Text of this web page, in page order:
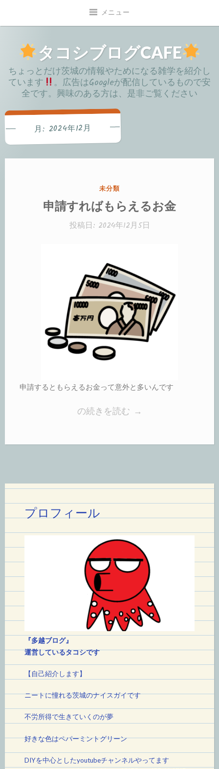
メニュー
タコシブログCAFE
ちょっとだけ茨城の情報やためになる雑学を紹介し
ています
。広告はGoogleが配信しているもので安
全です。興味のある方は、是非ご覧ください
月: 2024年12月
カ
テ
ゴ
リ
未分類
申請すればもらえるお金
投稿日: 2024年12月5日
申請するともらえるお金って意外と多いんです
“申
す
も
ら
え
る
金”
の続きを読む →
プロフィール
『多越ブログ』
運営しているタコシです
【自己紹介します】
ニートに憧れる茨城のナイスガイです
不労所得で生きていくのが夢
好きな色はペパーミントグリーン
DIYを中心としたyoutubeチャンネルやってます